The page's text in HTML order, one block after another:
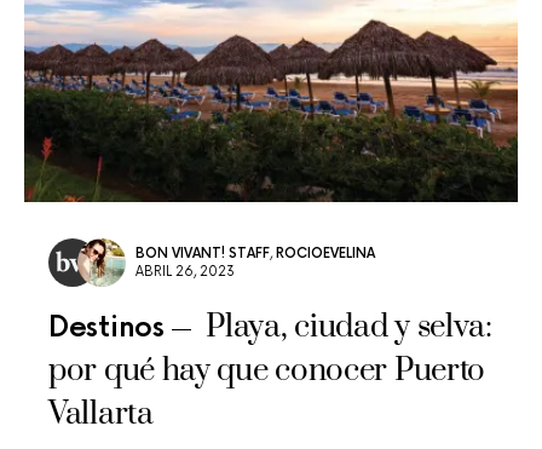
BON VIVANT! STAFF, ROCIOEVELINA
ABRIL 26, 2023
Destinos
Playa, ciudad y selva:
por qué hay que conocer Puerto
Vallarta